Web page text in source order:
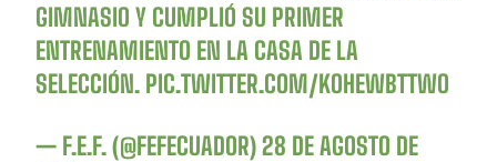
GIMNASIO Y CUMPLIÓ SU PRIMER
ENTRENAMIENTO EN LA CASA DE LA
SELECCIÓN. PIC.TWITTER.COM/KOHEWBTTWO
— F.E.F. (@FEFECUADOR)28 DE AGOSTO DE